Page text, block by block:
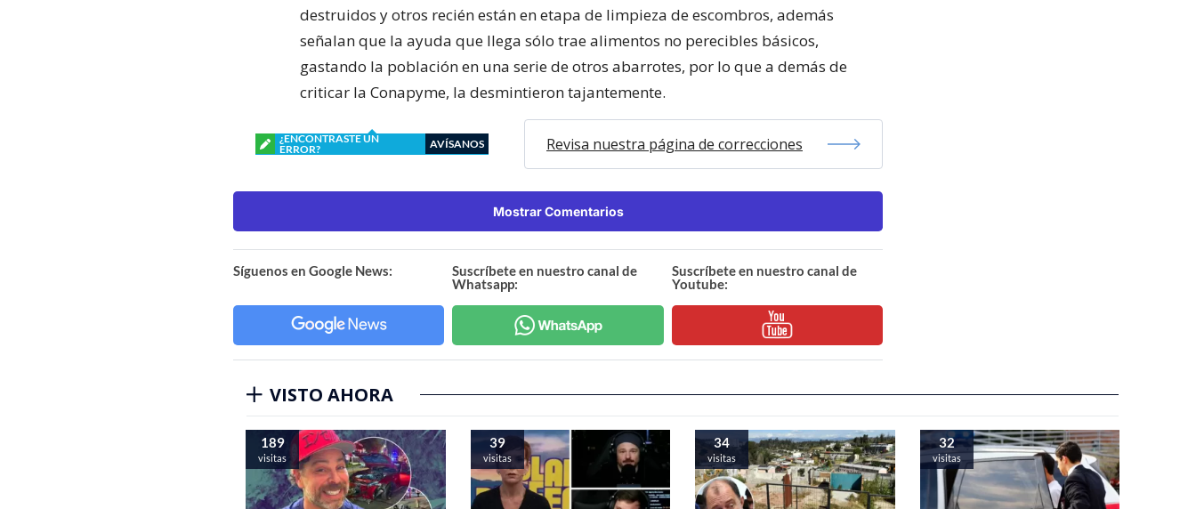
destruidos y otros recién están en etapa de limpieza de escombros, además
señalan que la ayuda que llega sólo trae alimentos no perecibles básicos,
gastando la población en una serie de otros abarrotes, por lo que a demás de
criticar la Conapyme, la desmintieron tajantemente.
¿ENCONTRASTE UN
ERROR?
AVÍSANOS Revisa nuestra página de correcciones
Mostrar Comentarios
Síguenos en Google News:
Suscríbete en nuestro canal de
Whatsapp:
Suscríbete en nuestro canal de
Youtube:
VISTO AHORA
189
visitas
39
visitas
34
visitas
32
visitas